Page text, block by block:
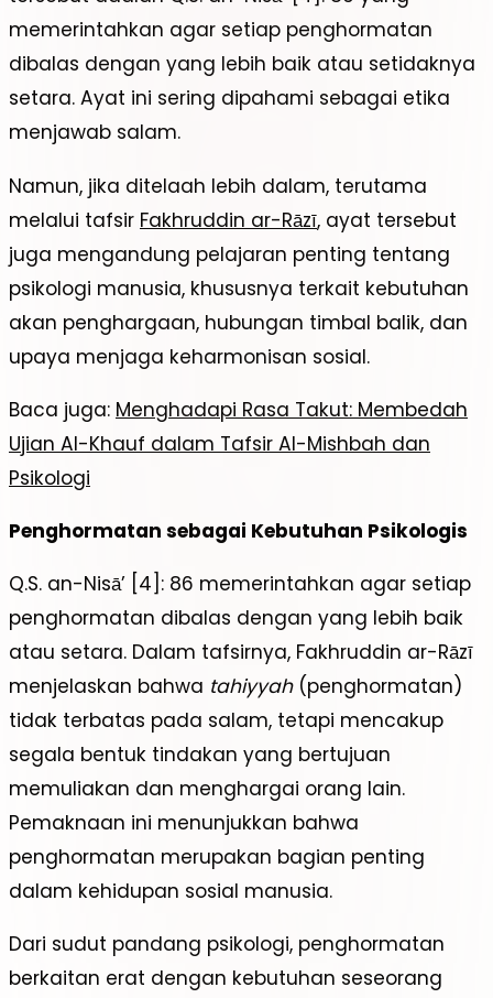
memerintahkan agar setiap penghormatan
dibalas dengan yang lebih baik atau setidaknya
setara. Ayat ini sering dipahami sebagai etika
menjawab salam.
Namun, jika ditelaah lebih dalam, terutama
melalui tafsir Fakhruddin ar-Rāzī, ayat tersebut
juga mengandung pelajaran penting tentang
psikologi manusia, khususnya terkait kebutuhan
akan penghargaan, hubungan timbal balik, dan
upaya menjaga keharmonisan sosial.
Baca juga: Menghadapi Rasa Takut: Membedah
Ujian Al-Khauf dalam Tafsir Al-Mishbah dan
Psikologi
Penghormatan sebagai Kebutuhan Psikologis
Q.S. an-Nisā’ [4]: 86 memerintahkan agar setiap
penghormatan dibalas dengan yang lebih baik
atau setara. Dalam tafsirnya, Fakhruddin ar-Rāzī
menjelaskan bahwa tahiyyah(penghormatan)
tidak terbatas pada salam, tetapi mencakup
segala bentuk tindakan yang bertujuan
memuliakan dan menghargai orang lain.
Pemaknaan ini menunjukkan bahwa
penghormatan merupakan bagian penting
dalam kehidupan sosial manusia.
Dari sudut pandang psikologi, penghormatan
berkaitan erat dengan kebutuhan seseorang